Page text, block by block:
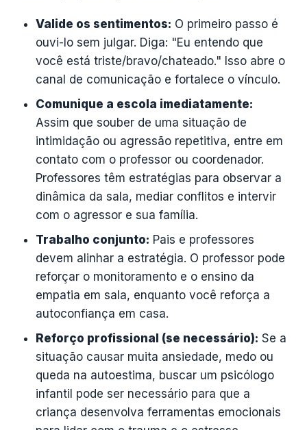
Valide os sentimentos: O primeiro passo é
ouvi-lo sem julgar. Diga: "Eu entendo que
você está triste/bravo/chateado." Isso abre o
canal de comunicação e fortalece o vínculo.
Comunique a escola imediatamente:
Assim que souber de uma situação de
intimidação ou agressão repetitiva, entre em
contato com o professor ou coordenador.
Professores têm estratégias para observar a
dinâmica da sala, mediar conflitos e intervir
com o agressor e sua família.
Trabalho conjunto: Pais e professores
devem alinhar a estratégia. O professor pode
reforçar o monitoramento e o ensino da
empatia em sala, enquanto você reforça a
autoconfiança em casa.
Reforço profissional (se necessário): Se a
situação causar muita ansiedade, medo ou
queda na autoestima, buscar um psicólogo
infantil pode ser necessário para que a
criança desenvolva ferramentas emocionais